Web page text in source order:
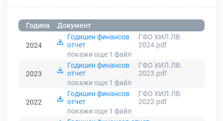
Година Документ
2024
Годишен финансов
отчет
ГФО ХИЛ.ЛВ.
2024.pdf
покажи още 1 файл
2023
Годишен финансов
отчет
ГФО ХИЛ.ЛВ.
2023.pdf
покажи още 1 файл
2022
Годишен финансов
отчет
ГФО ХИЛ.ЛВ.
2022.pdf
покажи още 1 файл